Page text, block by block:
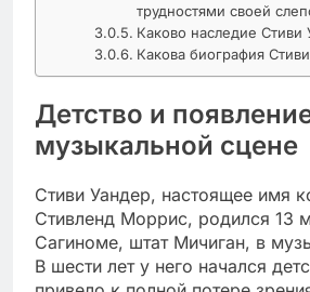
трудностями своей
Каково наследие Стиви
Какова биография
Детство и
музыкальной сцене
Стиви Уандер, настоящее имя
Стивленд Моррис, родился 13
Сагиноме, штат Мичиган, в
В шести лет у него начался